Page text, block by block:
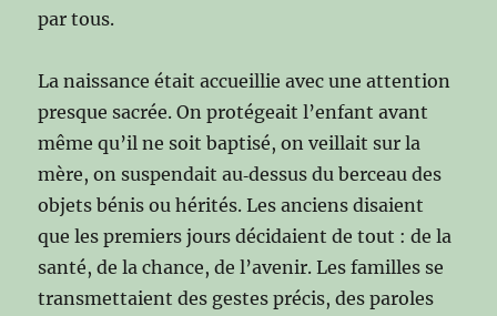
par tous.
La naissance était accueillie avec une attention
presque sacrée. On protégeait l’enfant avant
même qu’il ne soit baptisé, on veillait sur la
mère, on suspendait au‑dessus du berceau des
objets bénis ou hérités. Les anciens disaient
que les premiers jours décidaient de tout : de la
santé, de la chance, de l’avenir. Les familles se
transmettaient des gestes précis, des paroles